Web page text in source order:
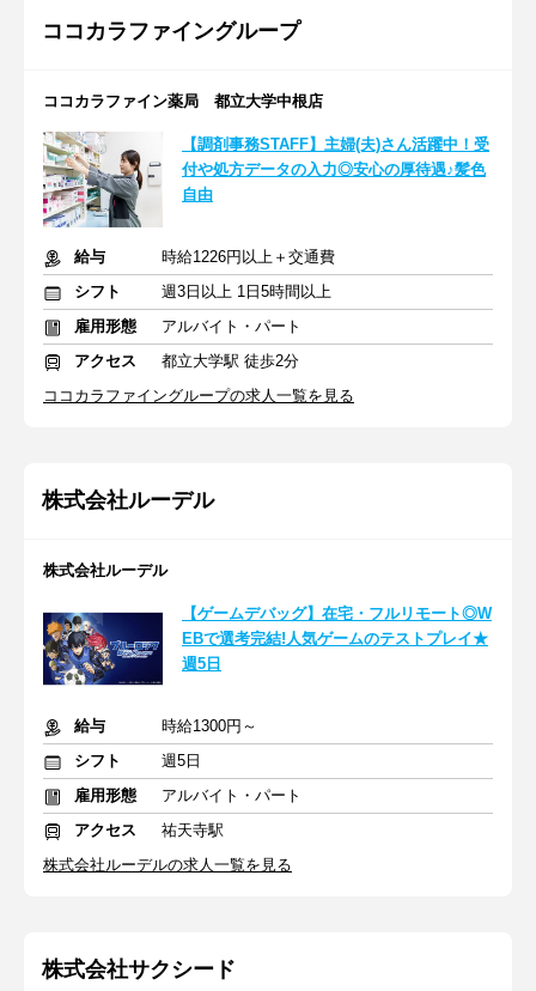
ココカラファイングループ
ココカラファイン薬局 都立大学中根店
【調剤事務STAFF】主婦(夫)さん活躍中！受
付や処方データの入力◎安心の厚待遇♪髪色
自由
給与
時給1226円以上＋交通費
シフト
週3日以上 1日5時間以上
雇用形態
アルバイト・パート
アクセス
都立大学駅 徒歩2分
ココカラファイングループの求人一覧を見る
株式会社ルーデル
株式会社ルーデル
【ゲームデバッグ】在宅・フルリモート◎W
EBで選考完結!人気ゲームのテストプレイ★
週5日
給与
時給1300円～
シフト
週5日
雇用形態
アルバイト・パート
アクセス
祐天寺駅
株式会社ルーデルの求人一覧を見る
株式会社サクシード